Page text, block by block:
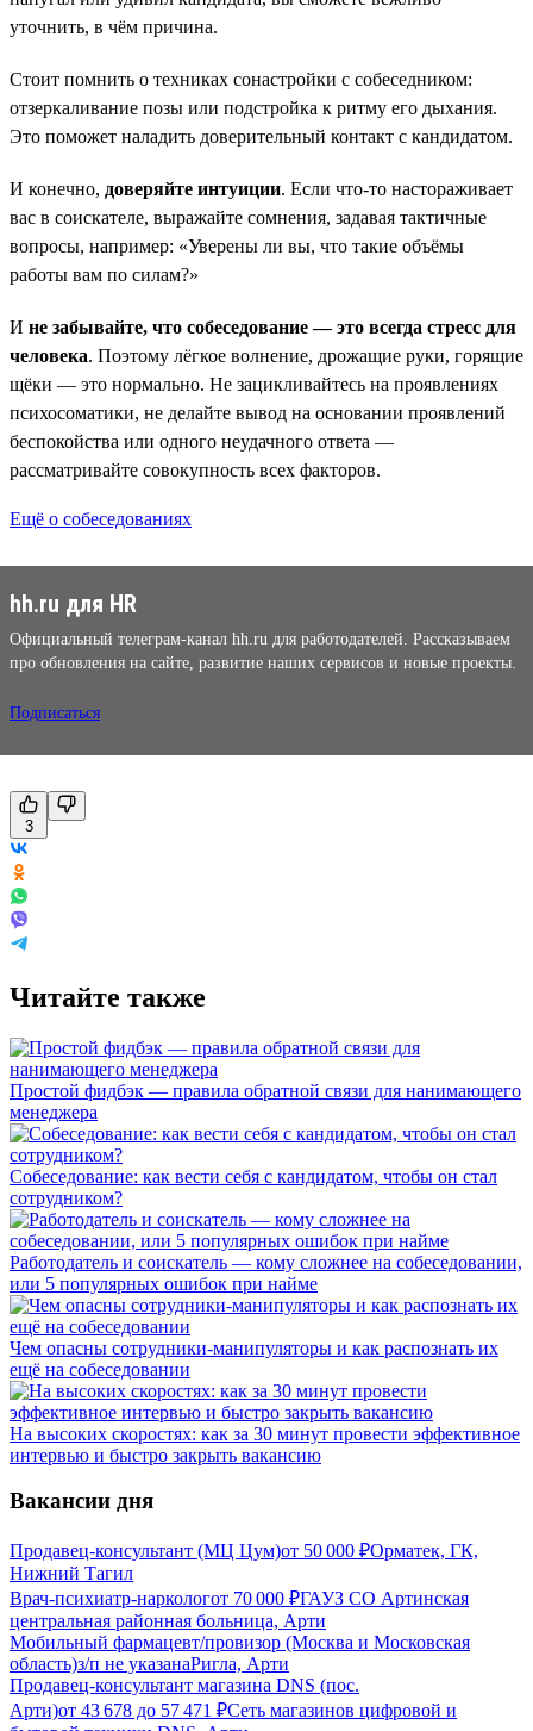
уточнить, в чём причина.
Стоит помнить о техниках сонастройки с собеседником:
отзеркаливание позы или подстройка к ритму его дыхания.
Это поможет наладить доверительный контакт с кандидатом.
И конечно, доверяйте интуиции. Если что-то настораживает
вас в соискателе, выражайте сомнения, задавая тактичные
вопросы, например: «Уверены ли вы, что такие объёмы
работы вам по силам?»
И не забывайте, что собеседование — это всегда стресс для
человека. Поэтому лёгкое волнение, дрожащие руки, горящие
щёки — это нормально. Не зацикливайтесь на проявлениях
психосоматики, не делайте вывод на основании проявлений
беспокойства или одного неудачного ответа —
рассматривайте совокупность всех факторов.
Ещё о собеседованиях
hh.ru для HR
Официальный телеграм-канал hh.ru для работодателей. Рассказываем
про обновления на сайте, развитие наших сервисов и новые проекты.
Подписаться
3
Читайте также
Простой фидбэк — правила обратной связи для нанимающего
менеджера
Собеседование: как вести себя с кандидатом, чтобы он стал
сотрудником?
Работодатель и соискатель — кому сложнее на собеседовании,
или 5 популярных ошибок при найме
Чем опасны сотрудники-манипуляторы и как распознать их
ещё на собеседовании
На высоких скоростях: как за 30 минут провести эффективное
интервью и быстро закрыть вакансию
Вакансии дня
Продавец-консультант (МЦ Цум)от 50 000 ₽Орматек, ГК,
Нижний Тагил
Врач-психиатр-наркологот 70 000 ₽ГАУЗ СО Артинская
центральная районная больница, Арти
Мобильный фармацевт/провизор (Москва и Московская
область)з/п не указанаРигла, Арти
Продавец-консультант магазина DNS (пос.
Арти)от 43 678 до 57 471 ₽Сеть магазинов цифровой и